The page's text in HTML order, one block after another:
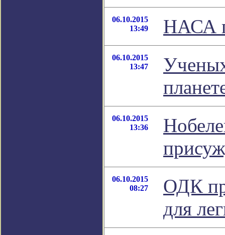
06.10.2015
13:49
НАСА
06.10.2015
13:47
06.10.2015
13:36
06.10.2015
08:27
ОДК
для